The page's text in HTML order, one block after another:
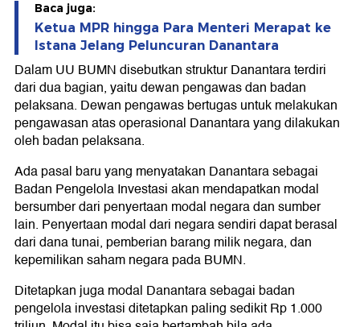
Baca juga:
Ketua MPR hingga Para Menteri Merapat ke
Istana Jelang Peluncuran Danantara
Dalam UU BUMN disebutkan struktur Danantara terdiri
dari dua bagian, yaitu dewan pengawas dan badan
pelaksana. Dewan pengawas bertugas untuk melakukan
pengawasan atas operasional Danantara yang dilakukan
oleh badan pelaksana.
Ada pasal baru yang menyatakan Danantara sebagai
Badan Pengelola Investasi akan mendapatkan modal
bersumber dari penyertaan modal negara dan sumber
lain. Penyertaan modal dari negara sendiri dapat berasal
dari dana tunai, pemberian barang milik negara, dan
kepemilikan saham negara pada BUMN.
Ditetapkan juga modal Danantara sebagai badan
pengelola investasi ditetapkan paling sedikit Rp 1.000